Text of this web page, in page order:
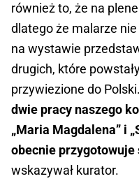
również to, że na
dlatego że malarze
na wystawie
drugich, które
przywiezione do Polski.
dwie pracy naszego
„Maria Magdalena” i
obecnie przygotowuje
wskazywał kurator.